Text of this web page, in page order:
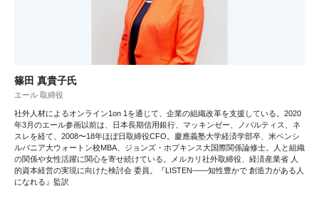
篠田 真貴子氏
エール 取締役
社外人材によるオンライン1on 1を通じて、企業の組織改革を支援している。2020
年3月のエール参画以前は、日本長期信用銀行、マッキンゼー、ノバルティス、ネ
スレを経て、2008〜18年ほぼ日取締役CFO。慶應義塾大学経済学部卒、米ペンシ
ルバニア大ウォートン校MBA、ジョンズ・ホプキンス大国際関係論修士。人と組織
の関係や女性活躍に関心を寄せ続けている。メルカリ社外取締役、経済産業省 人
的資本経営の実現に向けた検討会 委員。『LISTEN――知性豊かで 創造力がある人
になれる』監訳